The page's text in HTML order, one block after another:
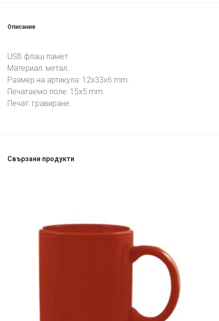
Описание
USB флаш памет.
Материал: метал.
Размер на артикула: 12х33х6 mm.
Печатаемо поле: 15х5 mm.
Печат: гравиране.
Свързани продукти